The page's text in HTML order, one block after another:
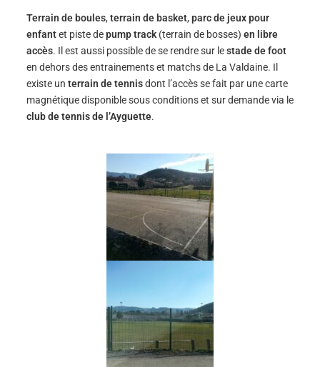
Terrain de boules, terrain de basket, parc de jeux pour
enfantet piste depump track (terrain de bosses) en libre
accès. Il est aussi possible de se rendre sur lestade de foot
en dehors des entrainements et matchs de La Valdaine. Il
existe un terrain de tennisdont l’accès se fait par une carte
magnétique disponible sous conditions et sur demande via le
club de tennis de l’Ayguette.